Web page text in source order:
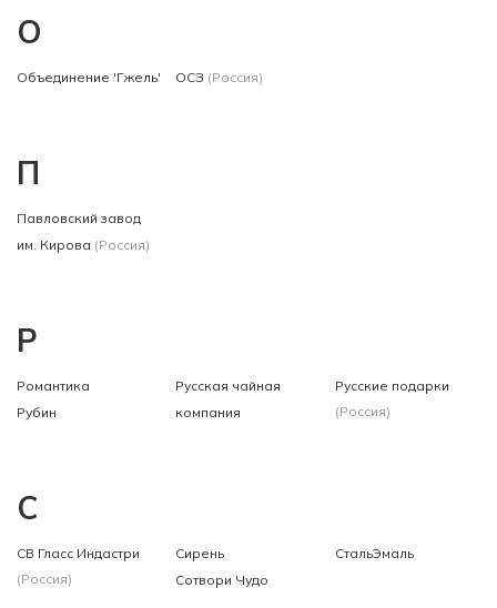
О
Объединение 'Гжель' ОСЗ (Россия)
П
Павловский завод
им. Кирова (Россия)
Р
Романтика
Рубин
Русская чайная
компания
Русские подарки
(Россия)
С
СВ Гласс Индастри
(Россия)
Сирень
Сотвори Чудо
СтальЭмаль